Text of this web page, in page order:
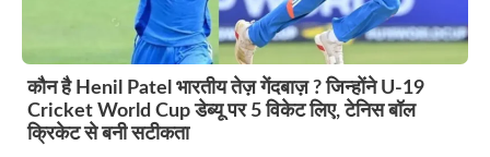
कौन है Henil Patel भारतीय तेज़ गेंदबाज़ ? जिन्होंने U-19
Cricket World Cup डेब्यू पर 5 विकेट लिए, टेनिस बॉल
क्रिकेट से बनी सटीकता